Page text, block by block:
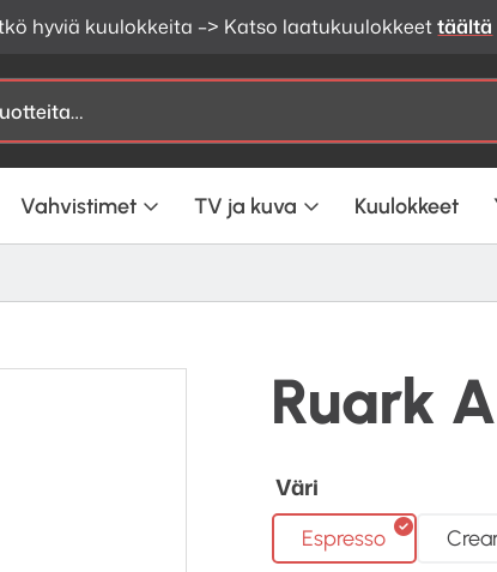
hyviä kuulokkeita –> Katso laatukuulokkeettäältä
Vahvistimet TV ja kuva Kuulokkeet
Ruark
Väri
Espresso